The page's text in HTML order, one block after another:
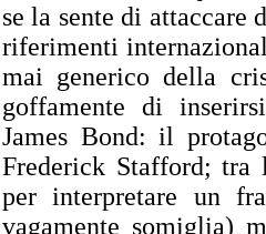
se la sente di
riferimenti
mai generico della
goffamente di
James Bond: il
Frederick Stafford; tra
per interpretare un
vagamente somiglia)